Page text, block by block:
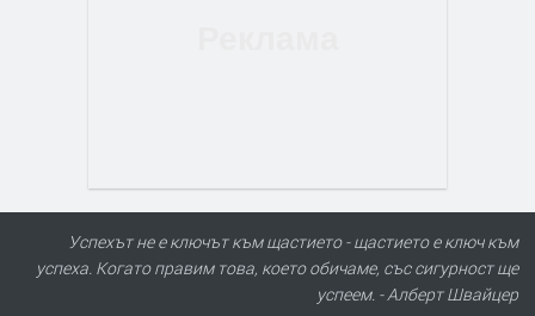
Успехът не е ключът към щастието - щастието е ключ към
успеха. Когато правим това, което обичаме, със сигурност ще
успеем. - Алберт Швайцер